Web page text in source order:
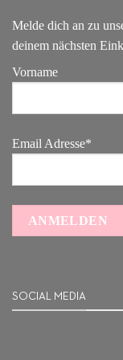
Melde dich an zu
deinem nächsten
Vorname
Email Adresse*
SOCIAL MEDIA